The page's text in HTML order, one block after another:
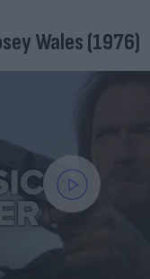
Wales (1976)